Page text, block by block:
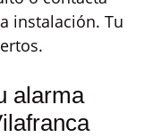
instalación. Tu
alarma